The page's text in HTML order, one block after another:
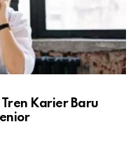
Karier Baru